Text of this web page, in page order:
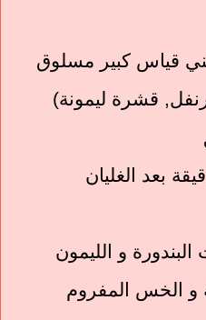
قشرة ليمونة)
و الليمون
و الخس المفروم